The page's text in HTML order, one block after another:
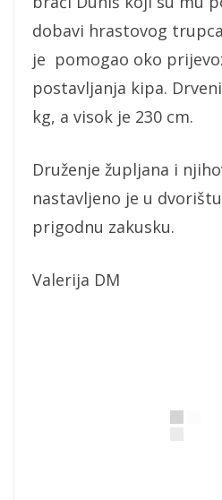
dobavi hrastovog
je pomogao oko
postavljanja kipa.
kg, a visok je 230 cm.
Druženje župljana i
nastavljeno je u
prigodnu zakusku.
Valerija DM